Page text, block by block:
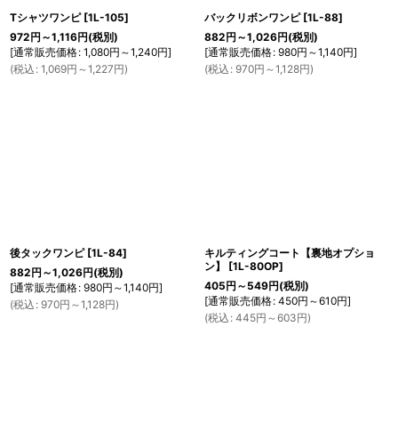
Tシャツワンピ [1L-105]
972円 ～1,116円(税別)
[通常販売価格: 1,080円 ～1,240円]
(税込 : 1,069円 ～1,227円)
バックリボンワンピ [1L-88]
882円 ～1,026円(税別)
[通常販売価格: 980円 ～1,140円]
(税込 : 970円 ～1,128円)
後タックワンピ [1L-84]
882円 ～1,026円(税別)
[通常販売価格: 980円 ～1,140円]
(税込 : 970円 ～1,128円)
キルティングコート【裏地オプショ
ン】
[1L-80OP]
405円 ～549円(税別)
[通常販売価格: 450円 ～610円]
(税込 : 445円 ～603円)